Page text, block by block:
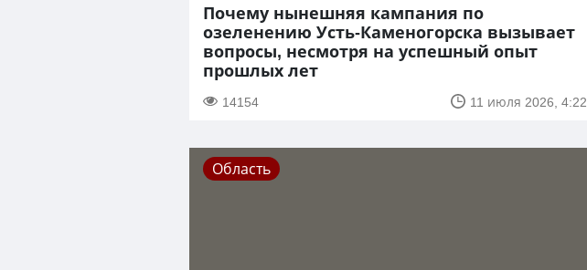
Почему нынешняя кампания по
озеленению Усть-Каменогорска вызывает
вопросы, несмотря на успешный опыт
прошлых лет
14154 11 июля 2026, 4:22
Область